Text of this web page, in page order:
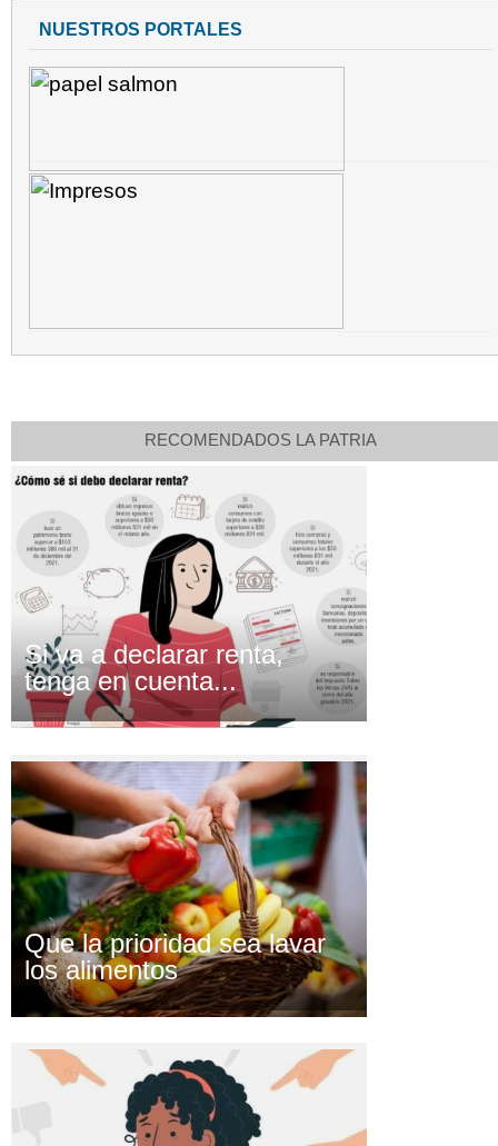
NUESTROS PORTALES
RECOMENDADOS LA PATRIA
Si va a declarar renta,
tenga en cuenta...
Que la prioridad sea lavar
los alimentos